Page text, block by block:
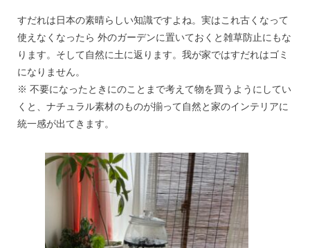
すだれは日本の素晴らしい知識ですよね。実はこれ古くなって
使えなくなったら 外のガーデンに置いておくと雑草防止にもな
ります。そして自然に土に返ります。我が家ではすだれはゴミ
になりません。
※ 不要になったときにのことまで考えて物を買うようにしてい
くと、ナチュラル素材のものが揃って自然と家のインテリアに
統一感が出てきます。